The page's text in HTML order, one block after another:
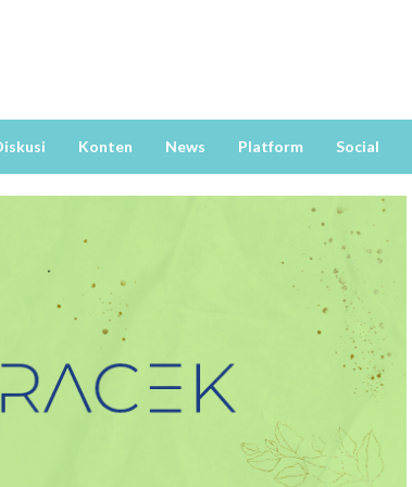
Konten News Platform Social